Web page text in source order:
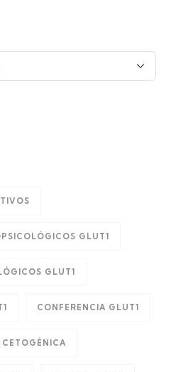
GLUT1
GLUT1
CONFERENCIA GLUT1